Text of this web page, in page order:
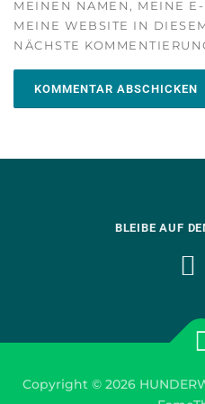
MEINEN NAMEN, MEINE
MEINE WEBSITE IN
NÄCHSTE
BLEIBE AUF
Copyright © 2026